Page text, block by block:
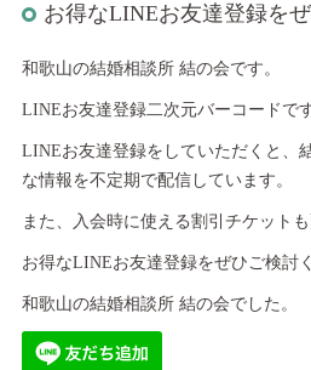
お得なLINEお友達登録を
和歌山の結婚相談所 結の会です。
LINEお友達登録二次元バーコードです
LINEお友達登録をしていただくと、
な情報を不定期で配信しています。
また、入会時に使える割引チケットも
お得なLINEお友達登録をぜひご検討
和歌山の結婚相談所 結の会でした。